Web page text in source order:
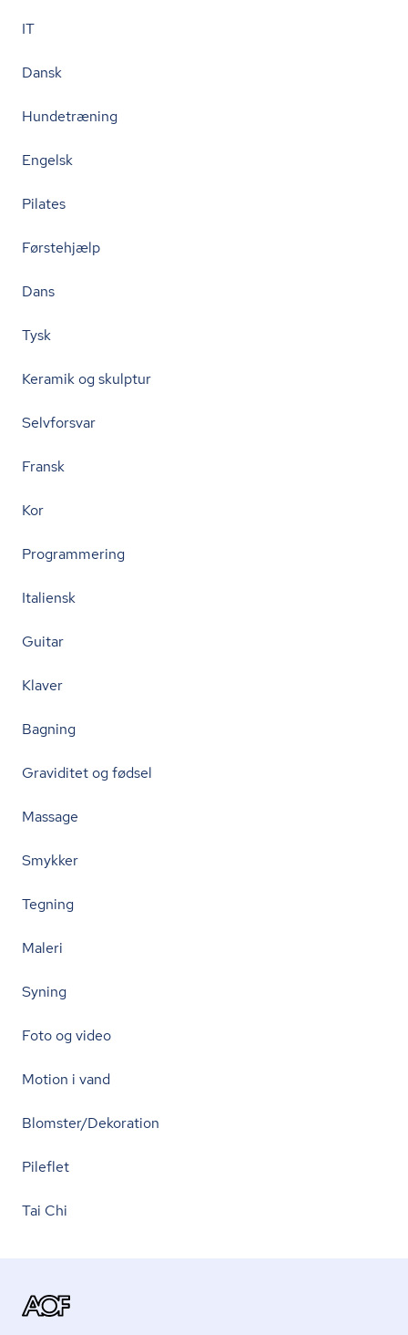
IT
Dansk
Hundetræning
Engelsk
Pilates
Førstehjælp
Dans
Tysk
Keramik og skulptur
Selvforsvar
Fransk
Kor
Programmering
Italiensk
Guitar
Klaver
Bagning
Graviditet og fødsel
Massage
Smykker
Tegning
Maleri
Syning
Foto og video
Motion i vand
Blomster/Dekoration
Pileflet
Tai Chi